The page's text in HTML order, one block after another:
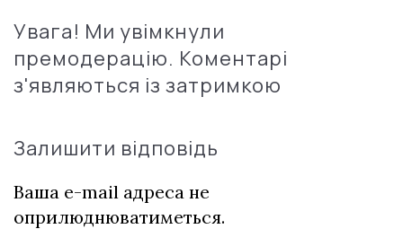
Увага! Ми увімкнули
премодерацію. Коментарі
з'являються із затримкою
Залишити відповідь
Ваша e-mail адреса не
оприлюднюватиметься.